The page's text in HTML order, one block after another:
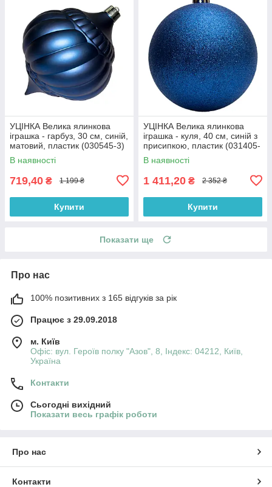
УЦІНКА Велика ялинкова
іграшка - гарбуз, 30 см, синій,
матовий, пластик (030545-3)
В наявності
719,40 ₴ 1 199 ₴
Купити
УЦІНКА Велика ялинкова
іграшка - куля, 40 см, синій з
присипкою, пластик (031405-
5)
В наявності
1 411,20 ₴ 2 352 ₴
Купити
Показати ще
Про нас
100% позитивних з 165 відгуків за рік
Працює з 29.09.2018
м. Київ
Офіс: вул. Героїв полку "Азов", 8, Індекс: 04212, Київ,
Україна
Контакти
Сьогодні вихідний
Показати весь графік роботи
Про нас
Контакти